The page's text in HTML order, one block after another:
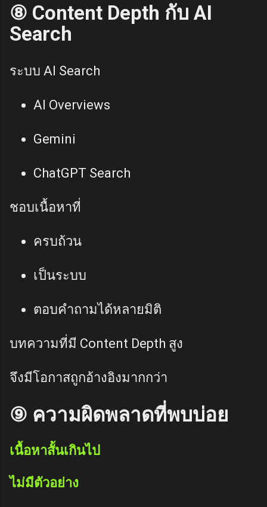
⑧ Content Depth กับ AI
Search
ระบบ AI Search
AI Overviews
Gemini
ChatGPT Search
ชอบเนื้อหาที่
ครบถ้วน
เป็นระบบ
ตอบคำถามได้หลายมิติ
บทความที่มี Content Depth สูง
จึงมีโอกาสถูกอ้างอิงมากกว่า
⑨ ความผิดพลาดที่พบบ่อย
เนื้อหาสั้นเกินไป
ไม่มีตัวอย่าง